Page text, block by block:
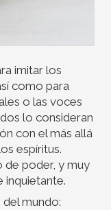
imitar los
como para
o las voces
lo consideran
con el más allá
espíritus.
de poder, y muy
inquietante.
mundo: